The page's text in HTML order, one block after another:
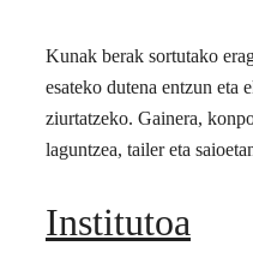
Kunak berak sortutako
esateko dutena entzun eta
ziurtatzeko. Gainera,
laguntzea, tailer eta
Institutoa